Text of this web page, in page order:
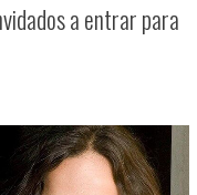
a entrar para